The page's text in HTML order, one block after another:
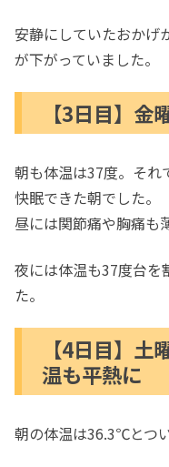
安静にしていたおかげ
が下がっていました。
【3日目】金
朝も体温は37度。それ
快眠できた朝でした。
昼には関節痛や胸痛も
夜には体温も37度台を
た。
【4日目】
温も平熱に
朝の体温は36.3℃とつ